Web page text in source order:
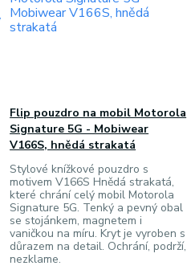
Flip pouzdro na mobil Motorola
Signature 5G - Mobiwear
V166S, hnědá strakatá
Stylové knížkové pouzdro s
motivem V166S Hnědá strakatá,
které chrání celý mobil Motorola
Signature 5G. Tenký a pevný obal
se stojánkem, magnetem i
vaničkou na míru. Kryt je vyroben s
důrazem na detail. Ochrání, podrží,
nezklame.